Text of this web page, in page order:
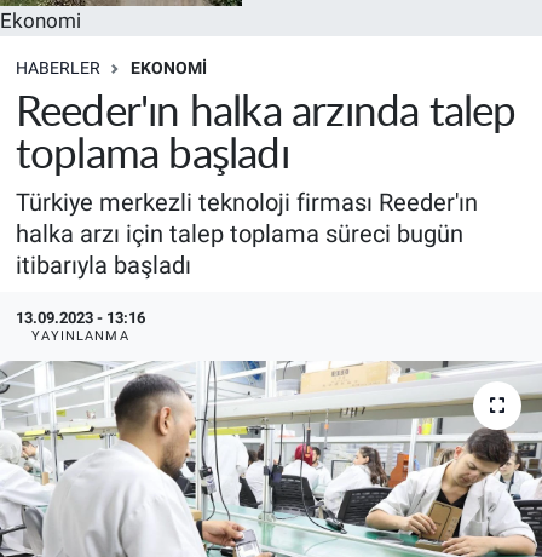
Ekonomi
HABERLER EKONOMI
Reeder'ın halka arzında talep
toplama başladı
Türkiye merkezli teknoloji firması Reeder'ın
halka arzı için talep toplama süreci bugün
itibarıyla başladı
13.09.2023 - 13:16
YAYINLANMA